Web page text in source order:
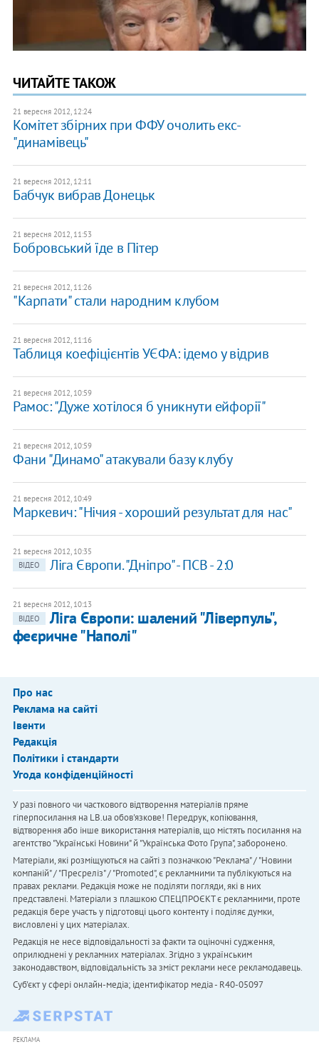
ЧИТАЙТЕ ТАКОЖ
21 вересня 2012, 12:24
Комітет збірних при ФФУ очолить екс-
"динамівець"
21 вересня 2012, 12:11
Бабчук вибрав Донецьк
21 вересня 2012, 11:53
Бобровський їде в Пітер
21 вересня 2012, 11:26
"Карпати" стали народним клубом
21 вересня 2012, 11:16
Таблиця коефіцієнтів УЄФА: ідемо у відрив
21 вересня 2012, 10:59
Рамос: "Дуже хотілося б уникнути ейфорії"
21 вересня 2012, 10:59
Фани "Динамо" атакували базу клубу
21 вересня 2012, 10:49
Маркевич: "Нічия - хороший результат для нас"
21 вересня 2012, 10:35
ВІДЕО
Ліга Європи. "Дніпро" - ПСВ - 2:0
21 вересня 2012, 10:13
ВІДЕО
Ліга Європи: шалений "Ліверпуль",
феєричне "Наполі"
Про нас
Реклама на сайті
Івенти
Редакція
Політики і стандарти
Угода конфіденційності
У разі повного чи часткового відтворення матеріалів пряме
гіперпосилання на LB.ua обов'язкове! Передрук, копіювання,
відтворення або інше використання матеріалів, що містять посилання на
агентство "Українськi Новини" й "Українська Фото Група", заборонено.
Матеріали, які розміщуються на сайті з позначкою "Реклама" / "Новини
компаній" / "Пресреліз" / "Promoted", є рекламними та публікуються на
правах реклами. Редакція може не поділяти погляди, які в них
представлені. Матеріали з плашкою СПЕЦПРОЄКТ є рекламними, проте
редакція бере участь у підготовці цього контенту і поділяє думки,
висловлені у цих матеріалах.
Редакція не несе відповідальності за факти та оціночні судження,
оприлюднені у рекламних матеріалах. Згідно з українським
законодавством, відповідальність за зміст реклами несе рекламодавець.
Cуб'єкт у сфері онлайн-медіа; ідентифікатор медіа - R40-05097
РЕКЛАМА